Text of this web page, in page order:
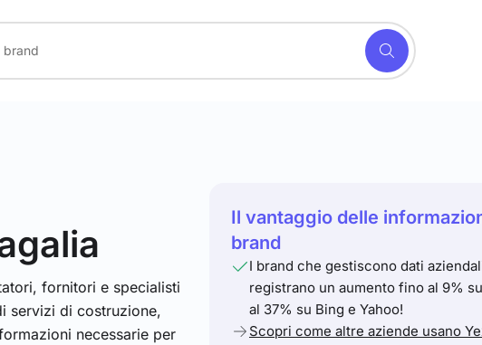
fornitori e specialisti
servizi di costruzione,
necessarie per
Il vantaggio delle
brand
I brand che gestiscono dati
registrano un aumento fino al 9%
al 37% su Bing e Yahoo!
Scopri come altre aziende usano